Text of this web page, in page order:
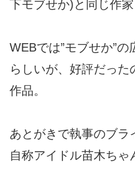
下モブせか)と同じ作家
WEBでは”モブせか”
らしいが、好評だった
作品。
あとがきで執事のブラ
自称アイドル苗木ちゃ